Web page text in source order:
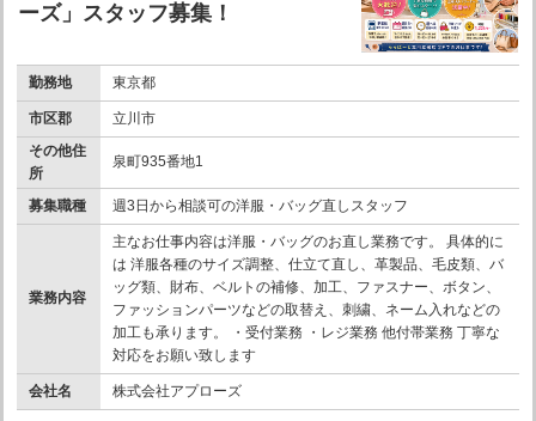
ーズ」スタッフ募集！
勤務地 東京都
市区郡
立川市
その他住
所
泉町935番地1
募集職種 週3日から相談可の洋服・バッグ直しスタッフ
業務内容
主なお仕事内容は洋服・バッグのお直し業務です。 具体的に
は 洋服各種のサイズ調整、仕立て直し、革製品、毛皮類、バ
ッグ類、財布、ベルトの補修、加工、ファスナー、ボタン、
ファッションパーツなどの取替え、刺繍、ネーム入れなどの
加工も承ります。 ・受付業務 ・レジ業務 他付帯業務 丁寧な
対応をお願い致します
会社名 株式会社アプローズ